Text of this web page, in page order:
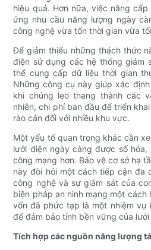
hiệu quả. Hơn nữa, việc nâng
ứng nhu cầu năng lượng ngày
công nghệ vừa tốn thời gian vừa
Để giảm thiểu những thách thức
điện sử dụng các hệ thống giám
thể cung cấp dữ liệu thời gian
Những công cụ này giúp xác
khi chúng leo thang thành các
nhiên, chi phí ban đầu để triển
rào cản đối với nhiều khu vực.
Một yếu tố quan trọng khác cần
lưới điện ngày càng được số
công mạng hơn. Bảo vệ cơ sở hạ
này đòi hỏi một cách tiếp cận đa
công nghệ và sự giám sát của
biện pháp an ninh mạng một cách
vốn đã phức tạp là một nhiệm vụ
để đảm bảo tính bền vững của lưới
Tích hợp các nguồn năng lượng